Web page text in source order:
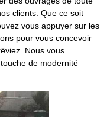
clients. Que ce soit
vous appuyer sur les
pour vous concevoir
Nous vous
de modernité